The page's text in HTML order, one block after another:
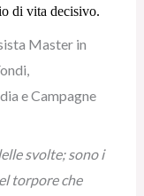
di vita decisivo.
Master in
e Campagne
svolte; sono i
torpore che